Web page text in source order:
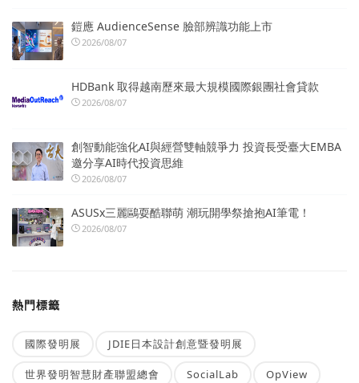
鎧應 AudienceSense 臉部辨識功能上市
2026/08/07
HDBank 取得越南歷來最大規模國際銀團社會貸款
2026/08/07
創智動能強化AI與經營雙軸競爭力 投資長受臺大EMBA
邀分享AI時代投資思維
2026/08/07
ASUSx三麗鷗耍酷聯萌 潮玩開學祭搶抱AI筆電！
2026/08/07
熱門標籤
國際發明展 JDIE日本設計創意暨發明展
世界發明智慧財產聯盟總會 SocialLab OpView